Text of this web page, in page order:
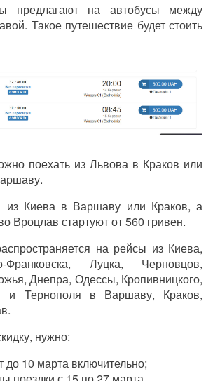
предлагают на автобусы между
Такое путешествие будет стоить
поехать из Львова в Краков или
Киева в Варшаву или Краков, а
Вроцлав стартуют от 560 гривен.
на рейсы из Киева,
Луцка, Черновцов,
Днепра, Одессы, Кропивницкого,
и Тернополя в Варшаву, Краков,
нужно:
до 10 марта включительно;